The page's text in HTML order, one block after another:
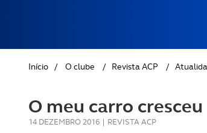
GOLFE
AUTOCARAVANISMO
Início / O clube / Revista ACP /
O meu carro
14 DEZEMBRO 2016 | REVISTA ACP